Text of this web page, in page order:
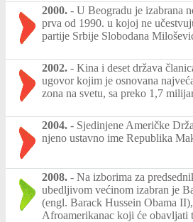
2000. - U Beogradu je izabrana
prva od 1990. u kojoj ne
partije Srbije Slobodana
2002. - Kina i deset država
ugovor kojim je osnovana
zona na svetu, sa preko 1,7
2004. - Sjedinjene Američke
njeno ustavno ime Republika
2008. - Na izborima za
ubedljivom većinom izabran je
(engl. Barack Hussein Obama
Afroamerikanac koji će obavljati